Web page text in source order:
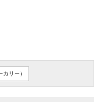
カリー）